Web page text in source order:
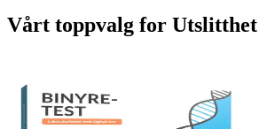
Vårt toppvalg for Utslitthet